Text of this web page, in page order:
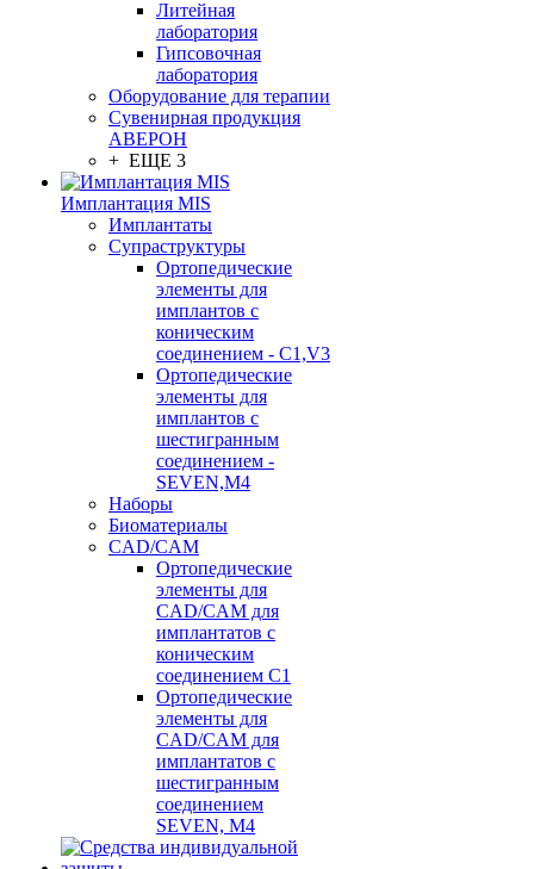
Литейная
лаборатория
Гипсовочная
лаборатория
Оборудование для терапии
Сувенирная продукция
АВЕРОН
+ ЕЩЕ 3
Имплантация MIS
Имплантаты
Супраструктуры
Ортопедические
элементы для
имплантов с
коническим
соединением - C1,V3
Ортопедические
элементы для
имплантов с
шестигранным
соединением -
SEVEN,M4
Наборы
Биоматериалы
CAD/CAM
Ортопедические
элементы для
CAD/CAM для
имплантатов с
коническим
соединением С1
Ортопедические
элементы для
CAD/CAM для
имплантатов с
шестигранным
соединением
SEVEN, М4